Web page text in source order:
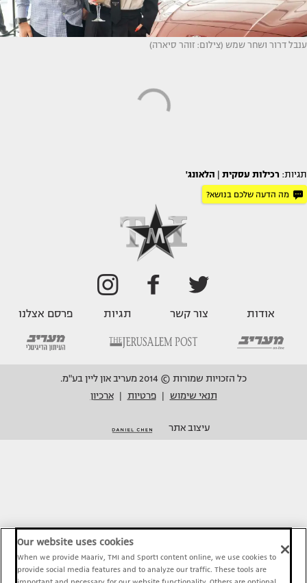
ענבל דרור ושחר שמש (צילום: זוהר סיארה)
תגיות: רכילות עסקית הלאונג'
מה הדעה שלכם בנושא?
אודות צור קשר תגיות פרסם אצלנו
כל הזכויות שמורות © 2014 מעריב און ליין בע"מ.
תנאי שימוש
פרטיות ארכיון
עיצוב אתר
Our website uses cookies
When we provide Maariv, TMI and Sport1 content online, we use cookies to
provide social media features and to analyze our traffic. These tools are